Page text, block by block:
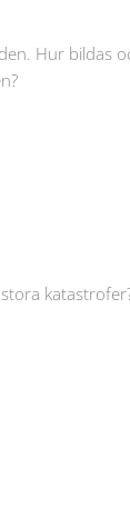
Hur bildas